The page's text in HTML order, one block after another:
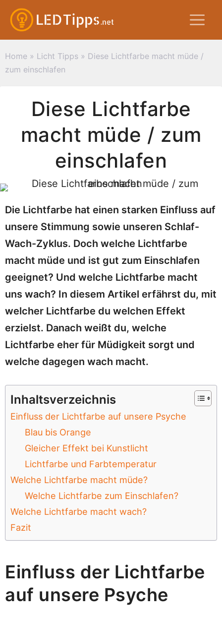
Zum
Inhalt
springen
Home » Licht Tipps » Diese Lichtfarbe macht müde /
zum einschlafen
Diese Lichtfarbe
macht müde / zum
einschlafen
Die Lichtfarbe hat einen starken Einfluss auf
unsere Stimmung sowie unseren Schlaf-
Wach-Zyklus. Doch welche Lichtfarbe
macht müde und ist gut zum Einschlafen
geeignet? Und welche Lichtfarbe macht
uns wach? In diesem Artikel erfährst du, mit
welcher Lichtfarbe du welchen Effekt
erzielst. Danach weißt du, welche
Lichtfarbe eher für Müdigkeit sorgt und
welche dagegen wach macht.
Inhaltsverzeichnis
Einfluss der Lichtfarbe auf unsere Psyche
Blau bis Orange
Gleicher Effekt bei Kunstlicht
Lichtfarbe und Farbtemperatur
Welche Lichtfarbe macht müde?
Welche Lichtfarbe zum Einschlafen?
Welche Lichtfarbe macht wach?
Fazit
Einfluss der Lichtfarbe
auf unsere Psyche